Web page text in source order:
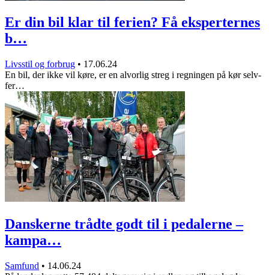
Er din bil klar til ferien? Få eksperternes
b…
Livsstil og forbrug • 17.06.24
En bil, der ikke vil køre, er en alvorlig streg i regningen på kør selv-
fer…
Danskerne trådte godt til i pedalerne –
kampa…
Samfund • 14.06.24